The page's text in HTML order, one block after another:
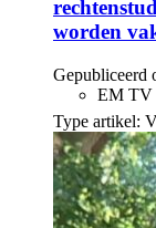
worden
Gepubliceerd
EM TV
Type artikel: